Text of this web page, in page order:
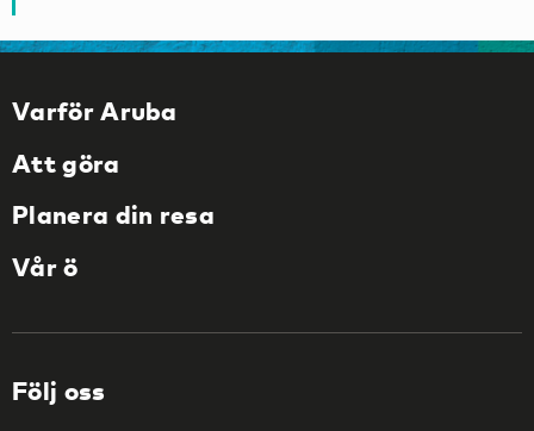
Varför Aruba
Att göra
Planera din resa
Vår ö
Följ oss